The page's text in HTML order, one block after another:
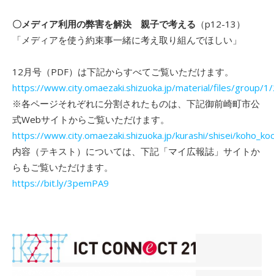
〇メディア利用の弊害を解決 親子で考える （p12-13）
「メディアを使う約束事一緒に考え取り組んでほしい」
12月号（PDF）は下記からすべてご覧いただけます。
https://www.city.omaezaki.shizuoka.jp/material/files/group/
※各ページそれぞれに分割されたものは、下記御前崎町市公
式Webサイトからご覧いただけます。
https://www.city.omaezaki.shizuoka.jp/kurashi/shisei/
内容（テキスト）については、下記「マイ広報誌」サイトか
らもご覧いただけます。
https://bit.ly/3pemPA9